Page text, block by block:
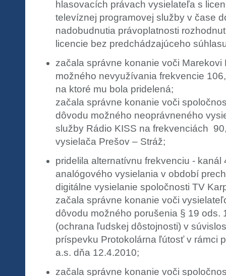
hlasovacích právach vysielateľa s
televíznej programovej služby v čase
nadobudnutia právoplatnosti
licencie bez predchádzajúceho
začala správne konanie voči Marekovi
možného nevyužívania frekvencie
na ktoré mu bola pridelená;
začala správne konanie voči
dôvodu možného neoprávneného
služby Rádio KISS na frekvenciách
vysielača Prešov – Stráž;
pridelila alternatívnu frekvenciu - kanál
analógového vysielania v období
digitálne vysielanie spoločnosti TV
začala správne konanie voči
dôvodu možného porušenia § 19 ods.
(ochrana ľudskej dôstojnosti) v
príspevku Protokolárna ľútosť v rámci
a.s. dňa 12.4.2010;
začala správne konanie voči